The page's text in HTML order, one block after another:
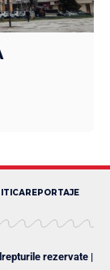
REPORTAJE
rezervate |